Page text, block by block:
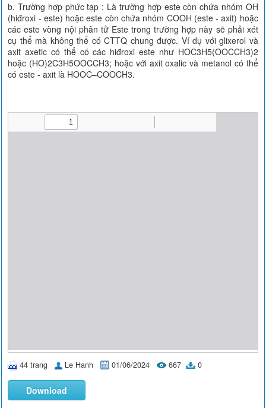
b. Trường hợp phức tạp : Là trường hợp este còn chứa nhóm OH
(hiđroxi - este) hoặc este còn chứa nhóm COOH (este - axit) hoặc
các este vòng nội phân tử Este trong trường hợp này sẽ phải xét
cụ thể mà không thể có CTTQ chung được. Ví dụ với glixerol và
axit axetic có thể có các hiđroxi este như HOC3H5(OOCCH3)2
hoặc (HO)2C3H5OOCCH3; hoặc với axit oxalic và metanol có thể
có este - axit là HOOC–COOCH3.
44 trang Le Hanh 01/06/2024 667 0
Download